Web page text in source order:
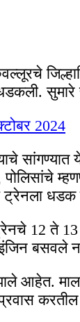
धडकली.
2024
पोलिसांचे
धडक
ट्रेनचे 12
बसवले
आहेत.